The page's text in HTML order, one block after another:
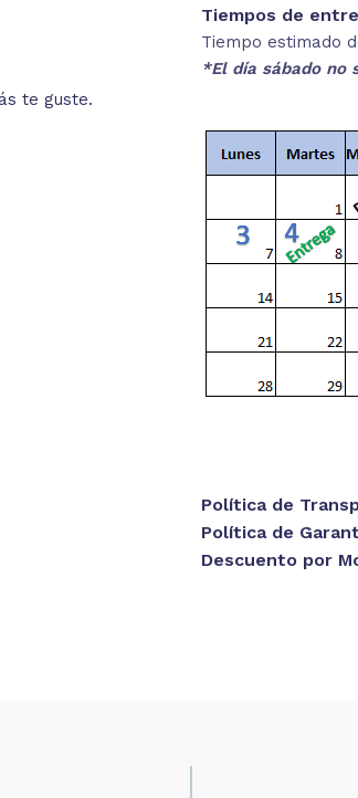
te guste.
Tiempos de
Tiempo estimado
*El día sábado no
Política de
Política de
Descuento por